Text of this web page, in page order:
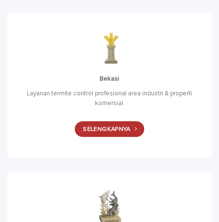
Bekasi
Layanan termite control profesional area industri & properti
komersial.
SELENGKAPNYA